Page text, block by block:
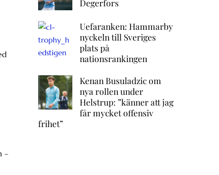
–
Degerfors
Uefaranken: Hammarby
nyckeln till Sveriges
plats på
nationsrankingen
Kenan Busuladzic om
nya rollen under
Helstrup: ”känner att jag
får mycket offensiv
frihet”